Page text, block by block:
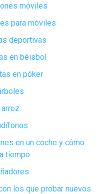
móviles
para móviles
deportivas
en béisbol
en póker
en un coche y cómo
tiempo
los que probar nuevos